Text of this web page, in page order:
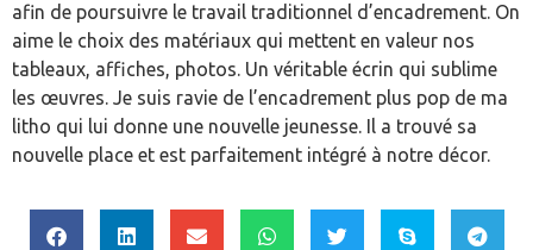
afin de poursuivre le travail traditionnel d’encadrement. On
aime le choix des matériaux qui mettent en valeur nos
tableaux, affiches, photos. Un véritable écrin qui sublime
les œuvres. Je suis ravie de l’encadrement plus pop de ma
litho qui lui donne une nouvelle jeunesse. Il a trouvé sa
nouvelle place et est parfaitement intégré à notre décor.